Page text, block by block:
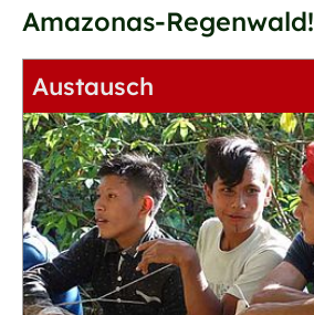
Amazonas-Regenwald!
Austausch